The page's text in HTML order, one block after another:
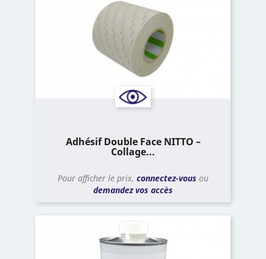
Adhésif Double Face NITTO –
Collage...
Pour afficher le prix, connectez-vous ou
demandez vos accès